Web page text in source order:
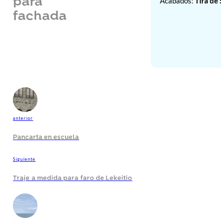
fachada
anterior
Pancarta en escuela
Siguiente
Traje a medida para faro de Lekeitio